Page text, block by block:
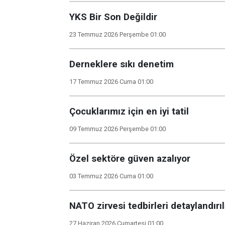
YKS Bir Son Değildir
23 Temmuz 2026 Perşembe 01:00
Derneklere sıkı denetim
17 Temmuz 2026 Cuma 01:00
Çocuklarımız için en iyi tatil
09 Temmuz 2026 Perşembe 01:00
Özel sektöre güven azalıyor
03 Temmuz 2026 Cuma 01:00
NATO zirvesi tedbirleri
27 Haziran 2026 Cumartesi 01:00